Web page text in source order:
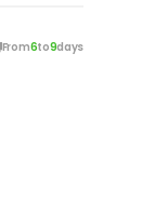
From6to9days